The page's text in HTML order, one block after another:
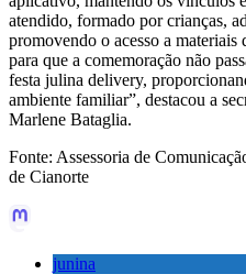
atendido, formado por crianças,
promovendo o acesso a
para que a comemoração não
festa julina delivery,
ambiente familiar”, destacou a
Marlene Bataglia.
Fonte: Assessoria de
de Cianorte
junina